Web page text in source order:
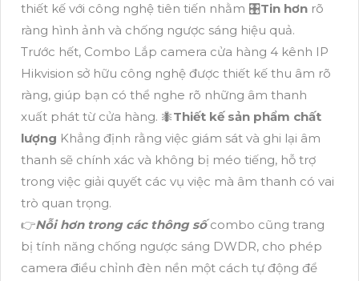
thiết kế với công nghệ tiên tiến nhằm 🎛Tin hơn rõ
ràng hình ảnh và chống ngược sáng hiệu quả.
Trước hết, Combo Lắp camera cửa hàng 4 kênh IP
Hikvision sở hữu công nghệ được thiết kế thu âm rõ
ràng, giúp bạn có thể nghe rõ những âm thanh
xuất phát từ cửa hàng. 🐜Thiết kế sản phẩm chất
lượng Khẳng định rằng việc giám sát và ghi lại âm
thanh sẽ chính xác và không bị méo tiếng, hỗ trợ
trong việc giải quyết các vụ việc mà âm thanh có vai
trò quan trọng.
👉Nỗi hơn trong các thông sốcombo cũng trang
bị tính năng chống ngược sáng DWDR, cho phép
camera điều chỉnh đèn nền một cách tự động để